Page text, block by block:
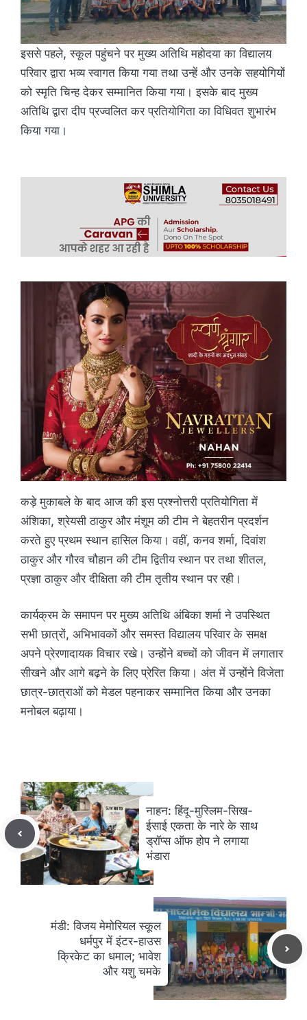
इससे पहले, स्कूल पहुंचने पर मुख्य अतिथि महोदया का विद्यालय
परिवार द्वारा भव्य स्वागत किया गया तथा उन्हें और उनके सहयोगियों
को स्मृति चिन्ह देकर सम्मानित किया गया। इसके बाद मुख्य
अतिथि द्वारा दीप प्रज्वलित कर प्रतियोगिता का विधिवत शुभारंभ
किया गया।
कड़े मुकाबले के बाद आज की इस प्रश्नोत्तरी प्रतियोगिता में
अंशिका, श्रेयसी ठाकुर और मंशूम की टीम ने बेहतरीन प्रदर्शन
करते हुए प्रथम स्थान हासिल किया। वहीं, कनव शर्मा, दिवांश
ठाकुर और गौरव चौहान की टीम द्वितीय स्थान पर तथा शीतल,
प्रज्ञा ठाकुर और दीक्षिता की टीम तृतीय स्थान पर रही।
कार्यक्रम के समापन पर मुख्य अतिथि अंबिका शर्मा ने उपस्थित
सभी छात्रों, अभिभावकों और समस्त विद्यालय परिवार के समक्ष
अपने प्रेरणादायक विचार रखे। उन्होंने बच्चों को जीवन में लगातार
सीखने और आगे बढ़ने के लिए प्रेरित किया। अंत में उन्होंने विजेता
छात्र-छात्राओं को मेडल पहनाकर सम्मानित किया और उनका
मनोबल बढ़ाया।
नाहन: हिंदू-मुस्लिम-सिख-
ईसाई एकता के नारे के साथ
ड्रॉप्स ऑफ होप ने लगाया
भंडारा
मंडी: विजय मेमोरियल स्कूल
धर्मपुर में इंटर-हाउस
क्रिकेट का धमाल; भावेश
और यशु चमके